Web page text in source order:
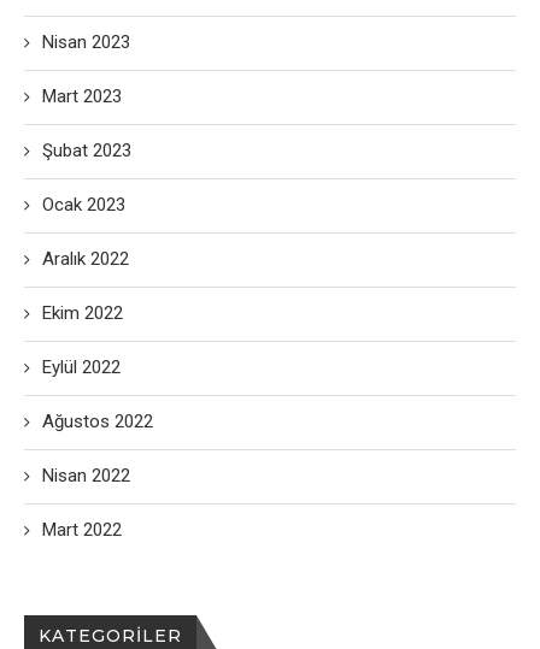
Nisan 2023
Mart 2023
Şubat 2023
Ocak 2023
Aralık 2022
Ekim 2022
Eylül 2022
Ağustos 2022
Nisan 2022
Mart 2022
KATEGORILER